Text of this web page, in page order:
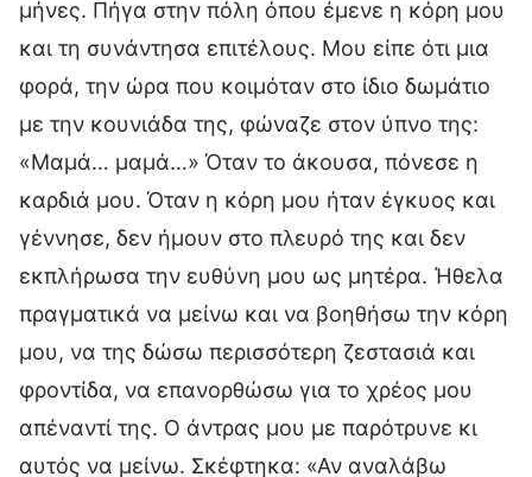
μήνες. Πήγα στην πόλη όπου έμενε η κόρη μου
και τη συνάντησα επιτέλους. Μου είπε ότι μια
φορά, την ώρα που κοιμόταν στο ίδιο δωμάτιο
με την κουνιάδα της, φώναζε στον ύπνο της:
«Μαμά… μαμά…» Όταν το άκουσα, πόνεσε η
καρδιά μου. Όταν η κόρη μου ήταν έγκυος και
γέννησε, δεν ήμουν στο πλευρό της και δεν
εκπλήρωσα την ευθύνη μου ως μητέρα. Ήθελα
πραγματικά να μείνω και να βοηθήσω την κόρη
μου, να της δώσω περισσότερη ζεστασιά και
φροντίδα, να επανορθώσω για το χρέος μου
απέναντί της. Ο άντρας μου με παρότρυνε κι
αυτός να μείνω. Σκέφτηκα: «Αν αναλάβω